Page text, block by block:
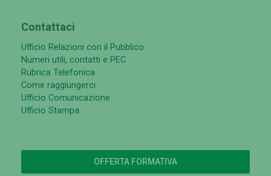
Contattaci
Ufficio Relazioni con il Pubblico
Numeri utili, contatti e PEC
Rubrica Telefonica
Come raggiungerci
Ufficio Comunicazione
Ufficio Stampa
OFFERTA FORMATIVA